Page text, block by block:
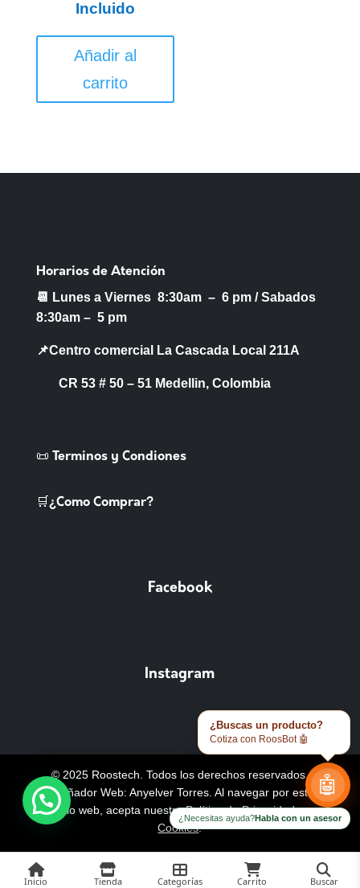
Incluido
Añadir al
carrito
Horarios de Atención
📆 Lunes a Viernes 8:30am – 6 pm /Sabados
8:30am – 5 pm
📌Centro comercial La Cascada Local 211A
CR 53 # 50 – 51 Medellin, Colombia
📜 Terminos y Condiones
🛒¿Como Comprar?
Facebook
Instagram
© 2025 Roostech. Todos los derechos reservados.
Diseñador Web: Anyelver Torres. Al navegar por este
sitio web, acepta nuestraPolítica de Privacidad y
Cookies.
Inicio Tienda Categorías Carrito Buscar
¿Buscas un producto?
Cotiza con RoosBot 🤖
🤖
¿Necesitas ayuda?Habla con un asesor